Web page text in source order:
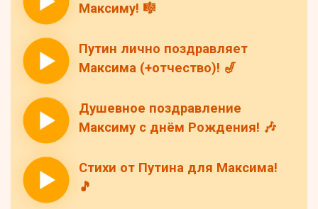
Максиму! 🎼
Путин лично поздравляет
Максима (+отчество)! 🎷
Душевное поздравление
Максиму с днём Рождения! 🎶
Стихи от Путина для Максима!
🎵